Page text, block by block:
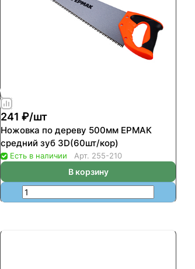
241 ₽/шт
Ножовка по дереву 500мм ЕРМАК
средний зуб 3D(60шт/кор)
Есть в наличии Арт. 255-210
В корзину